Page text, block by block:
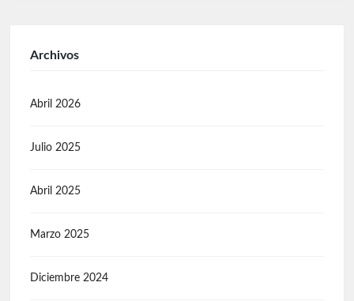
Archivos
Abril 2026
Julio 2025
Abril 2025
Marzo 2025
Diciembre 2024